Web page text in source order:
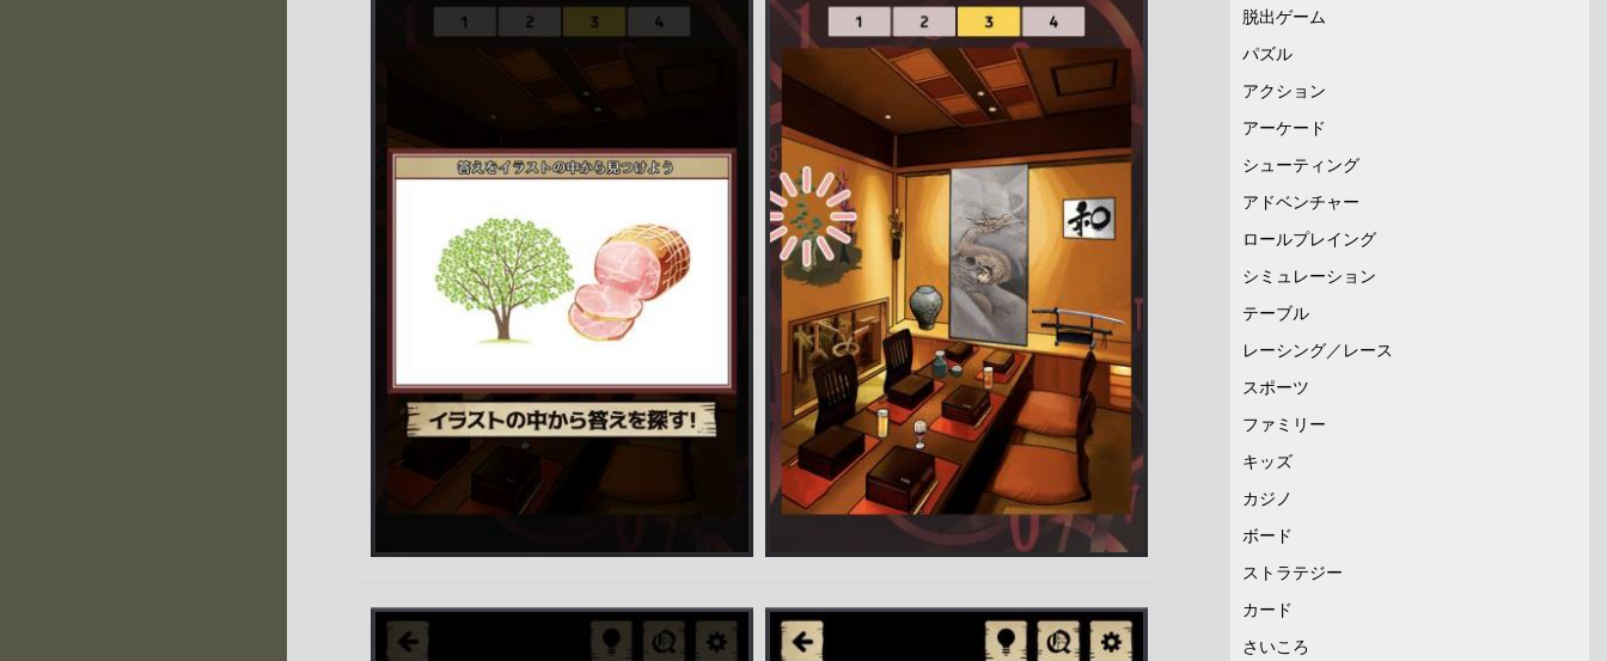
脱出ゲーム
パズル
アクション
アーケード
シューティング
アドベンチャー
ロールプレイング
シミュレーション
テーブル
レーシング／レース
スポーツ
ファミリー
キッズ
カジノ
ボード
ストラテジー
カード
さいころ